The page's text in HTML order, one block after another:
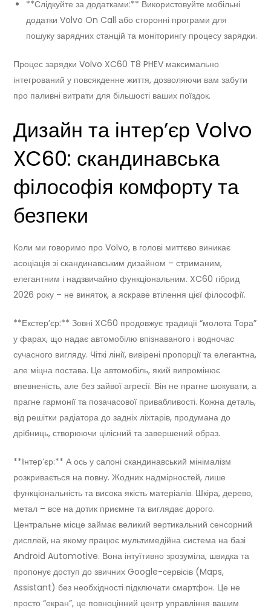
**Слідкуйте за додатками:** Використовуйте мобільні
додатки Volvo On Call або сторонні програми для
пошуку зарядних станцій та моніторингу процесу зарядки.
Процес зарядки Volvo XC60 T8 PHEV максимально
інтегрований у повсякденне життя, дозволяючи вам забути
про паливні витрати для більшості ваших поїздок.
Дизайн та інтер’єр Volvo
XC60: скандинавська
філософія комфорту та
безпеки
Коли ми говоримо про Volvo, в голові миттєво виникає
асоціація зі скандинавським дизайном – стриманим,
елегантним і надзвичайно функціональним. XC60 гібрид
2026 року – не виняток, а яскраве втілення цієї філософії.
**Екстер’єр:** Зовні XC60 продовжує традиції “молота Тора”
у фарах, що надає автомобілю впізнаваного і водночас
сучасного вигляду. Чіткі лінії, вивірені пропорції та елегантна,
але міцна постава. Це автомобіль, який випромінює
впевненість, але без зайвої агресії. Він не прагне шокувати, а
прагне гармонії та позачасової привабливості. Кожна деталь,
від решітки радіатора до задніх ліхтарів, продумана до
дрібниць, створюючи цілісний та завершений образ.
**Інтер’єр:** А ось у салоні скандинавський мінімалізм
розкривається на повну. Жодних надмірностей, лише
функціональність та висока якість матеріалів. Шкіра, дерево,
метал – все на дотик приємне та виглядає дорого.
Центральне місце займає великий вертикальний сенсорний
дисплей, на якому працює мультимедійна система на базі
Android Automotive. Вона інтуїтивно зрозуміла, швидка та
пропонує доступ до звичних Google-сервісів (Maps,
Assistant) без необхідності підключати смартфон. Це не
просто “екран”, це повноцінний центр управління вашим